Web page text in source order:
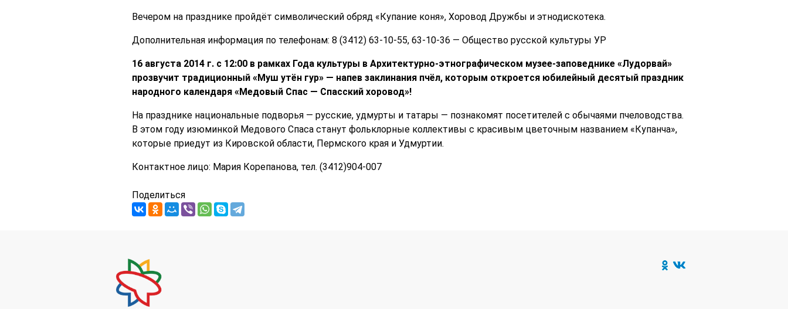
Вечером на празднике пройдёт символический обряд «Купание коня», Хоровод Дружбы и этнодискотека.
Дополнительная информация по телефонам: 8 (3412) 63-10-55, 63-10-36 — Общество русской культуры УР
16 августа 2014 г. с 12:00 в рамках Года культуры в Архитектурно-этнографическом музее-заповеднике «Лудорвай»
прозвучит традиционный «Муш утён гур» — напев заклинания пчёл, которым откроется юбилейный десятый праздник
народного календаря «Медовый Спас — Спасский хоровод»!
На празднике национальные подворья — русские, удмурты и татары — познакомят посетителей с обычаями пчеловодства.
В этом году изюминкой Медового Спаса станут фольклорные коллективы с красивым цветочным названием «Купанча»,
которые приедут из Кировской области, Пермского края и Удмуртии.
Контактное лицо: Мария Корепанова, тел. (3412)904-007
Поделиться